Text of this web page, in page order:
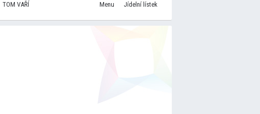
TOM VAŘÍ
Menu Jídelní lístek